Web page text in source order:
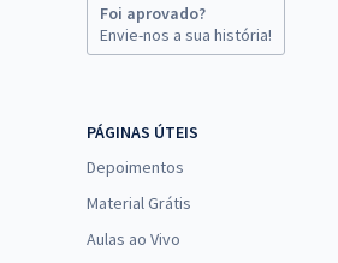
Foi aprovado?
Envie-nos a sua história!
PÁGINAS ÚTEIS
Depoimentos
Material Grátis
Aulas ao Vivo